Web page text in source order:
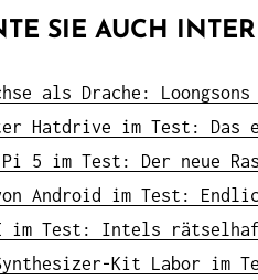
SIE AUCH
als Drache:
Hatdrive im Test: Das
Pi 5 im Test: Der neue
Android im Test:
im Test: Intels
Kit Labor im